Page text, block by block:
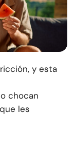
y esta
chocan
les